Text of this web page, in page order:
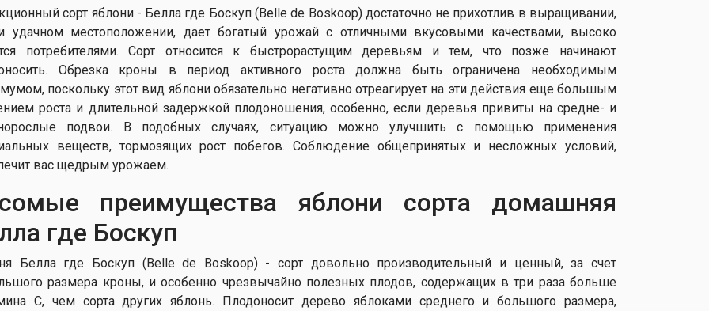
сорт яблони - Белла где Боскуп (Belle de Boskoop) достаточно не прихотлив в выращивании,
удачном местоположении, дает богатый урожай с отличными вкусовыми качествами, высоко
потребителями. Сорт относится к быстрорастущим деревьям и тем, что позже начинают
Обрезка кроны в период активного роста должна быть ограничена необходимым
поскольку этот вид яблони обязательно негативно отреагирует на эти действия еще большым
роста и длительной задержкой плодоношения, особенно, если деревья привиты на средне- и
подвои. В подобных случаях, ситуацию можно улучшить с помощью применения
веществ, тормозящих рост побегов. Соблюдение общепринятых и несложных условий,
вас щедрым урожаем.
преимущества яблони сорта домашняя
где Боскуп
Белла где Боскуп (Belle de Boskoop) - сорт довольно производительный и ценный, за счет
размера кроны, и особенно чрезвычайно полезных плодов, содержащих в три раза больше
С, чем сорта других яблонь. Плодоносит дерево яблоками среднего и большого размера,